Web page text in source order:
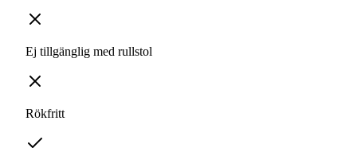
Ej tillgänglig med rullstol
Rökfritt